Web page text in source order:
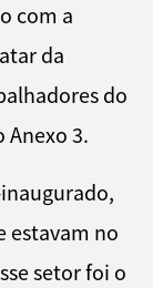
com a
da
do
Anexo 3.
estavam no
setor foi o